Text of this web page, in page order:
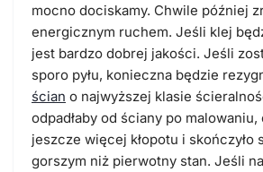
mocno dociskamy. Chwile później
energicznym ruchem. Jeśli klej
jest bardzo dobrej jakości. Jeśli
sporo pyłu, konieczna będzie
ścian o najwyższej klasie
odpadłaby od ściany po malowaniu,
jeszcze więcej kłopotu i skończyło
gorszym niż pierwotny stan. Jeśli